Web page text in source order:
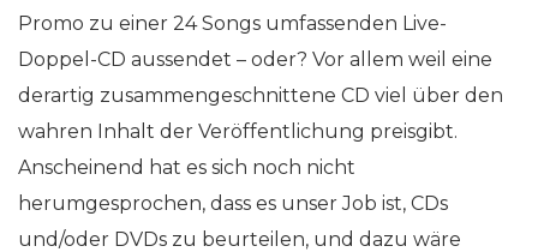
Promo zu einer 24 Songs umfassenden Live-
Doppel-CD aussendet – oder? Vor allem weil eine
derartig zusammengeschnittene CD viel über den
wahren Inhalt der Veröffentlichung preisgibt.
Anscheinend hat es sich noch nicht
herumgesprochen, dass es unser Job ist, CDs
und/oder DVDs zu beurteilen, und dazu wäre